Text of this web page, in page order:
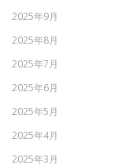
2025年9月
2025年8月
2025年7月
2025年6月
2025年5月
2025年4月
2025年3月